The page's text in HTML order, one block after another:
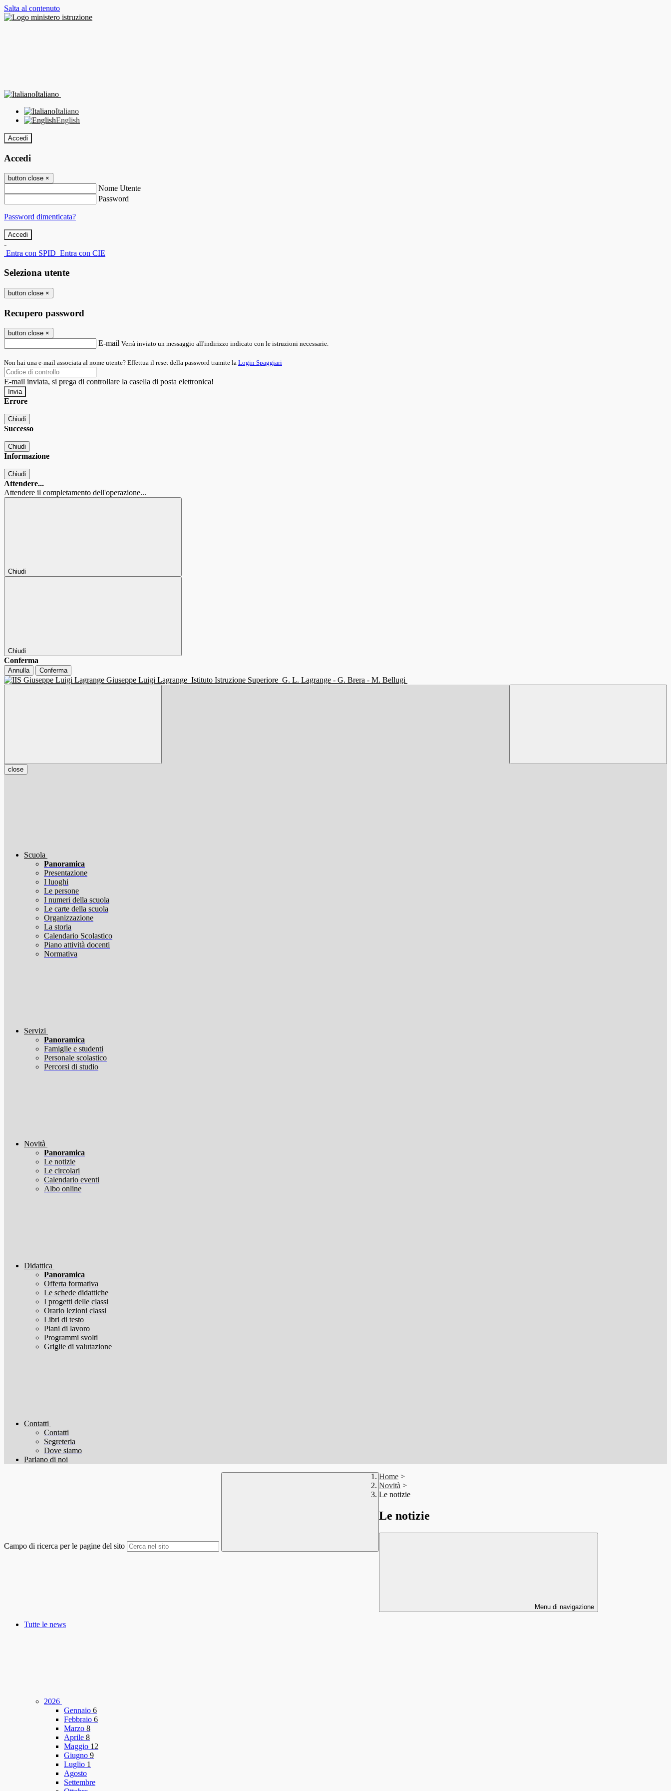
Salta al contenuto
Italiano
Italiano
English
Accedi
Accedi
button close ×
Nome Utente
Password
Password dimenticata?
-
Entra con SPID Entra con CIE
Seleziona utente
button close ×
Recupero password
button close ×
E-mail Verrà inviato un messaggio all'indirizzo indicato con le istruzioni necessarie.
Non hai una e-mail associata al nome utente? Effettua il reset della password tramite la Login Spaggiari
E-mail inviata, si prega di controllare la casella di posta elettronica!
Errore
Chiudi
Successo
Chiudi
Informazione
Chiudi
Attendere...
Attendere il completamento dell'operazione...
Chiudi
Chiudi
Conferma
Annulla Conferma
Giuseppe Luigi Lagrange Istituto Istruzione Superiore G. L. Lagrange - G. Brera - M. Bellugi
close
Scuola
Panoramica
Presentazione
I luoghi
Le persone
I numeri della scuola
Le carte della scuola
Organizzazione
La storia
Calendario Scolastico
Piano attività docenti
Normativa
Servizi
Panoramica
Famiglie e studenti
Personale scolastico
Percorsi di studio
Novità
Panoramica
Le notizie
Le circolari
Calendario eventi
Albo online
Didattica
Panoramica
Offerta formativa
Le schede didattiche
I progetti delle classi
Orario lezioni classi
Libri di testo
Piani di lavoro
Programmi svolti
Griglie di valutazione
Contatti
Contatti
Segreteria
Dove siamo
Parlano di noi
Campo di ricerca per le pagine del sito
Home >
Novità >
Le notizie
Le notizie
Menu di navigazione
Tutte le news
2026
Gennaio 6
Febbraio 6
Marzo 8
Aprile 8
Maggio 12
Giugno 9
Luglio 1
Agosto
Settembre